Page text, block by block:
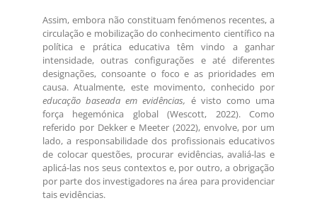
Assim, embora não constituam fenómenos recentes, a
circulação e mobilização do conhecimento científico na
política e prática educativa têm vindo a ganhar
intensidade, outras configurações e até diferentes
designações, consoante o foco e as prioridades em
causa. Atualmente, este movimento, conhecido por
educação baseada em evidências, é visto como uma
força hegemónica global (Wescott, 2022). Como
referido por Dekker e Meeter (2022), envolve, por um
lado, a responsabilidade dos profissionais educativos
de colocar questões, procurar evidências, avaliá-las e
aplicá-las nos seus contextos e, por outro, a obrigação
por parte dos investigadores na área para providenciar
tais evidências.